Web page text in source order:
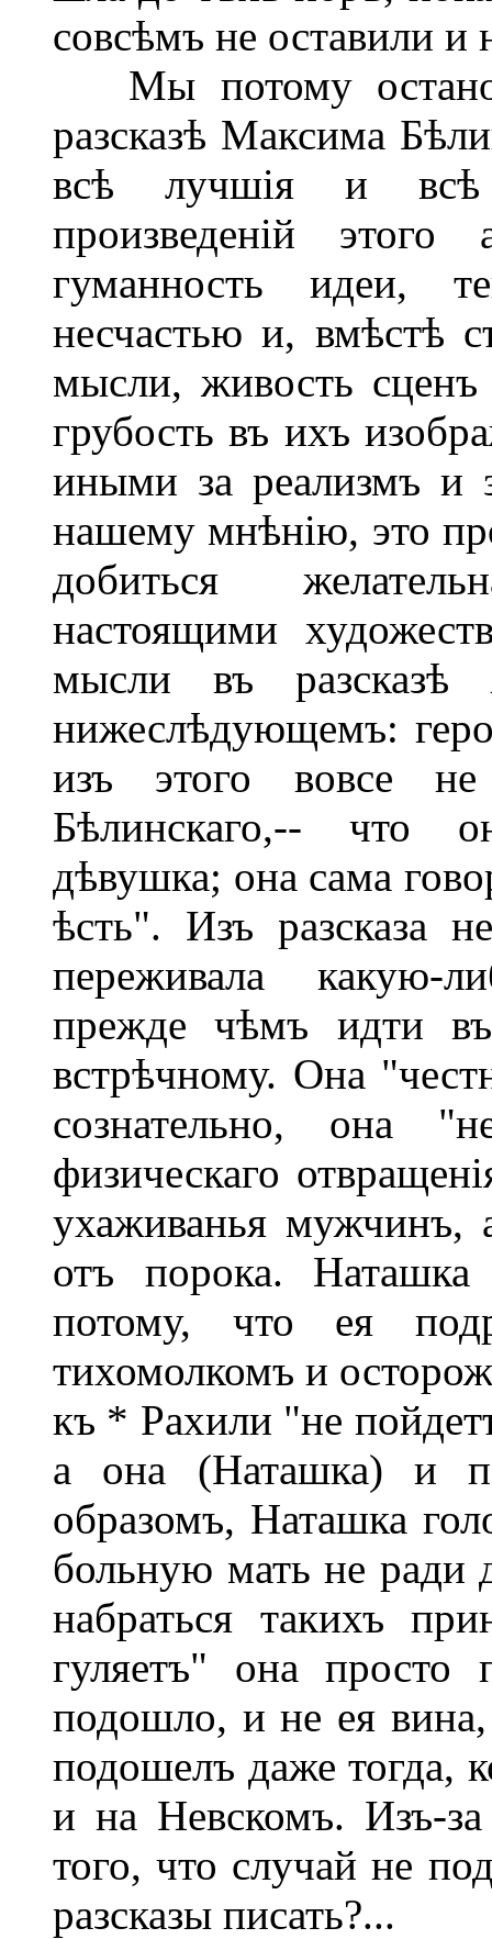
совсѣмъ не оставили и
Мы потому
разсказѣ Максима
всѣ лучшія и всѣ
произведеній этого
гуманность идеи,
несчастью и, вмѣстѣ
мысли, живость
грубость въ ихъ
иными за реализмъ и
нашему мнѣнію, это
добиться
настоящими
мысли въ разсказѣ
нижеслѣдующемъ:
изъ этого вовсе
Бѣлинскаго,-- что
дѣвушка; она сама
ѣсть". Изъ разсказа
переживала какую-
прежде чѣмъ идти
встрѣчному. Она
сознательно, она
физическаго
ухаживанья мужчинъ,
отъ порока.
потому, что ея
тихомолкомъ и
къ * Рахили "не
а она (Наташка) и
образомъ, Наташка
больную мать не ради
набраться такихъ
гуляетъ" она просто
подошло, и не ея вина,
подошелъ даже тогда,
и на Невскомъ. Изъ-
того, что случай не
разсказы писать?...